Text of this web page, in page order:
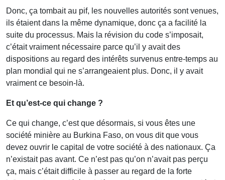
Donc, ça tombait au pif, les nouvelles autorités sont venues,
ils étaient dans la même dynamique, donc ça a facilité la
suite du processus. Mais la révision du code s’imposait,
c’était vraiment nécessaire parce qu’il y avait des
dispositions au regard des intérêts survenus entre-temps au
plan mondial qui ne s’arrangeaient plus. Donc, il y avait
vraiment ce besoin-là.
Et qu’est-ce qui change ?
Ce qui change, c’est que désormais, si vous êtes une
société minière au Burkina Faso, on vous dit que vous
devez ouvrir le capital de votre société à des nationaux. Ça
n’existait pas avant. Ce n’est pas qu’on n’avait pas perçu
ça, mais c’était difficile à passer au regard de la forte